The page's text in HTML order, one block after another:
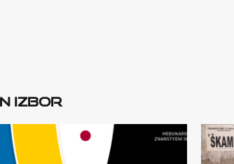
izbor